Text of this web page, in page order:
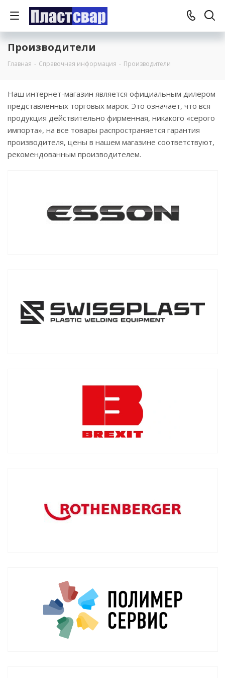
Производители
Главная - Справочная информация - Производители
Наш интернет-магазин является официальным дилером
представленных торговых марок. Это означает, что вся
продукция действительно фирменная, никакого «серого
импорта», на все товары распространяется гарантия
производителя, цены в нашем магазине соответствуют,
рекомендованным производителем.